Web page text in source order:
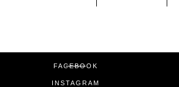
FACEBOOK
INSTAGRAM